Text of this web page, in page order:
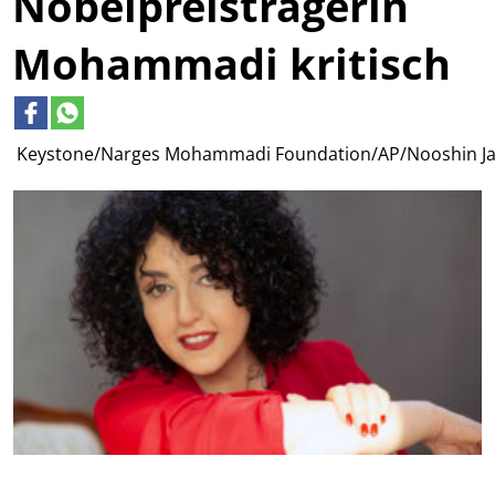
Keystone/Narges Mohammadi Foundation/AP/Nooshin
Mohammadi kritisch